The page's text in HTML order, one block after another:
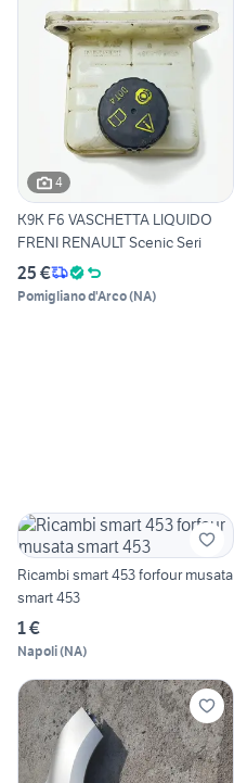
4
K9K F6 VASCHETTA LIQUIDO
FRENI RENAULT Scenic Seri
25 €
Pomigliano d'Arco(NA)
Ricambi smart 453 forfour musata
smart 453
1 €
Napoli(NA)